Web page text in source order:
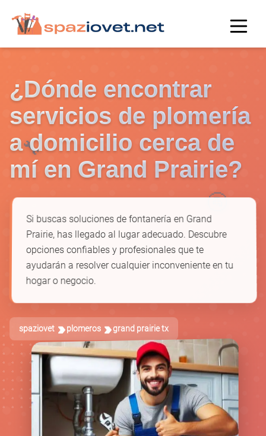
🔧
🚰
🚿
🪠
¿Dónde encontrar
servicios de plomería
a domicilio cerca de
mí en Grand Prairie?
Si buscas soluciones de fontanería en Grand
Prairie, has llegado al lugar adecuado. Descubre
opciones confiables y profesionales que te
ayudarán a resolver cualquier inconveniente en tu
hogar o negocio.
spaziovet plomeros grand prairie tx